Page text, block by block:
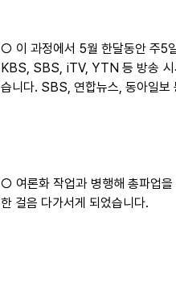
○ 이 과정에서 5월 한달동안 주5
KBS, SBS, iTV, YTN 등 방송 시
습니다. SBS, 연합뉴스, 동아일보
○ 여론화 작업과 병행해 총파업을
한 걸음 다가서게 되었습니다.